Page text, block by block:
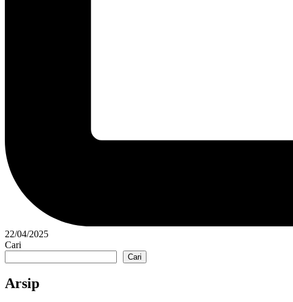
22/04/2025
Cari
Cari
Arsip